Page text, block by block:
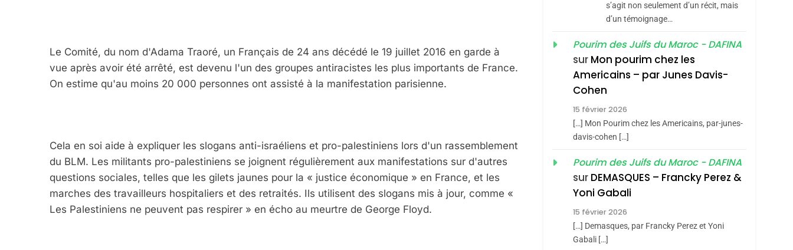
Le Comité, du nom d'Adama Traoré, un Français de 24 ans décédé le 19 juillet 2016 en garde à
vue après avoir été arrêté, est devenu l'un des groupes antiracistes les plus importants de France.
On estime qu'au moins 20 000 personnes ont assisté à la manifestation parisienne.
Cela en soi aide à expliquer les slogans anti-israéliens et pro-palestiniens lors d'un rassemblement
du BLM. Les militants pro-palestiniens se joignent régulièrement aux manifestations sur d'autres
questions sociales, telles que les gilets jaunes pour la « justice économique » en France, et les
marches des travailleurs hospitaliers et des retraités. Ils utilisent des slogans mis à jour, comme «
Les Palestiniens ne peuvent pas respirer » en écho au meurtre de George Floyd.
Maroc : Les Amandes
De Tafraout, Le Miel
De Tadla Azilal
Consacrés Produits
Du Terroir
DAFINA MAROC
Oeil Ravageur –
2
Dis Guerre»: La
Nouvelle Chanson De
Boy George
ISRAÉL JUDAISME
s’agit non seulement d’un récit, mais
d’un témoignage…
Pourim des Juifs du Maroc - DAFINA
sur Mon pourim chez les
Americains – par Junes Davis-
Cohen
15 février 2026
[…] Mon Pourim chez les Americains, par-junes-
davis-cohen […]
Pourim des Juifs du Maroc - DAFINA
sur DEMASQUES – Francky Perez &
Yoni Gabali
15 février 2026
[…] Demasques, par Francky Perez et Yoni
Gabali […]